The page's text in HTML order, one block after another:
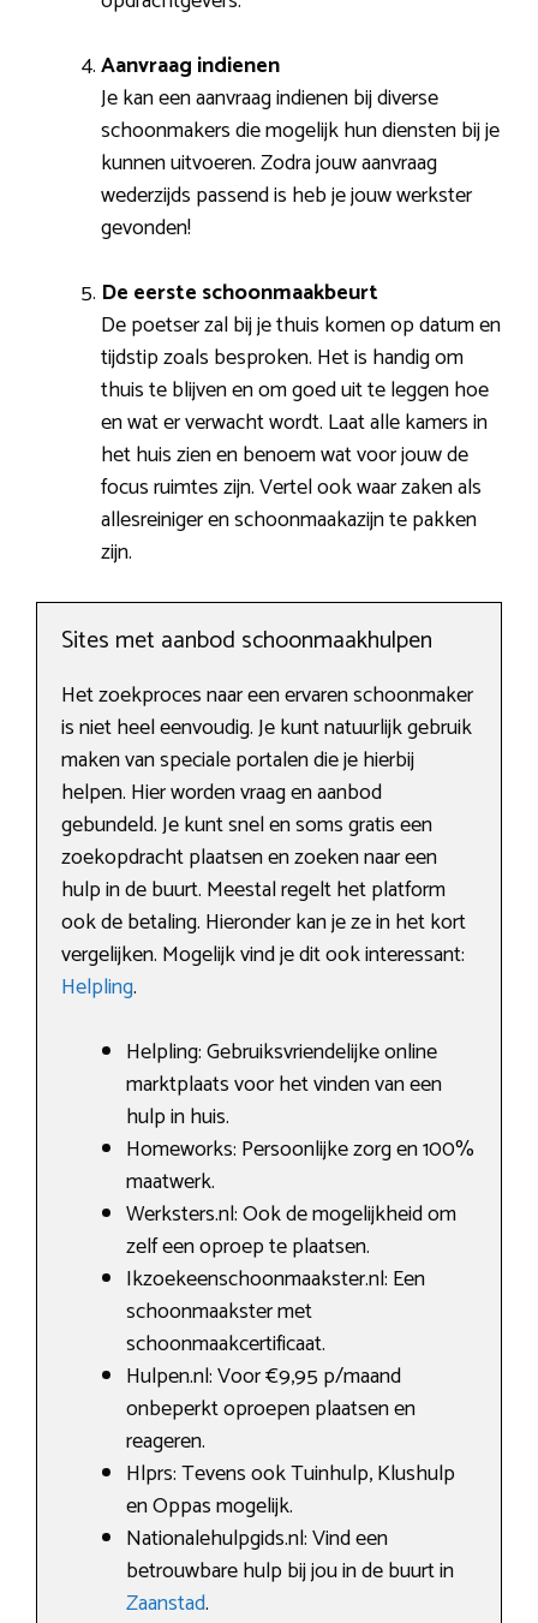
Aanvraag indienen
Je kan een aanvraag indienen bij diverse
schoonmakers die mogelijk hun diensten bij je
kunnen uitvoeren. Zodra jouw aanvraag
wederzijds passend is heb je jouw werkster
gevonden!
De eerste schoonmaakbeurt
De poetser zal bij je thuis komen op datum en
tijdstip zoals besproken. Het is handig om
thuis te blijven en om goed uit te leggen hoe
en wat er verwacht wordt. Laat alle kamers in
het huis zien en benoem wat voor jouw de
focus ruimtes zijn. Vertel ook waar zaken als
allesreiniger en schoonmaakazijn te pakken
zijn.
Sites met aanbod schoonmaakhulpen
Het zoekproces naar een ervaren schoonmaker
is niet heel eenvoudig. Je kunt natuurlijk gebruik
maken van speciale portalen die je hierbij
helpen. Hier worden vraag en aanbod
gebundeld. Je kunt snel en soms gratis een
zoekopdracht plaatsen en zoeken naar een
hulp in de buurt. Meestal regelt het platform
ook de betaling. Hieronder kan je ze in het kort
vergelijken. Mogelijk vind je dit ook interessant:
Helpling.
Helpling: Gebruiksvriendelijke online
marktplaats voor het vinden van een
hulp in huis.
Homeworks: Persoonlijke zorg en 100%
maatwerk.
Werksters.nl: Ook de mogelijkheid om
zelf een oproep te plaatsen.
Ikzoekeenschoonmaakster.nl: Een
schoonmaakster met
schoonmaakcertificaat.
Hulpen.nl: Voor €9,95 p/maand
onbeperkt oproepen plaatsen en
reageren.
Hlprs: Tevens ook Tuinhulp, Klushulp
en Oppas mogelijk.
Nationalehulpgids.nl: Vind een
betrouwbare hulp bij jou in de buurt in
Zaanstad.